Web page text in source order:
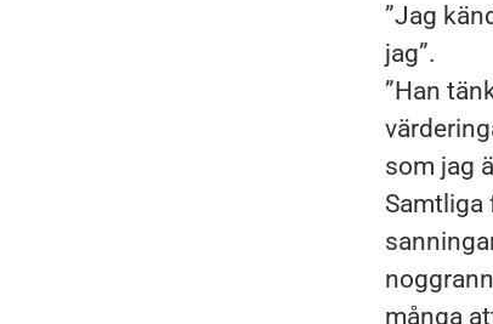
”Jag
jag”.
”Han
som jag
Samtliga
många